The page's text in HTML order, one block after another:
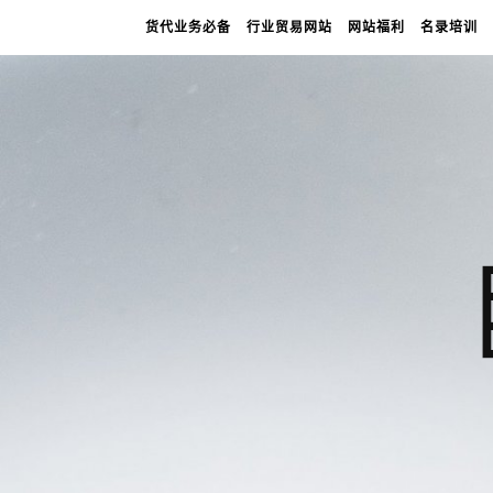
货代业务必备 行业贸易网站 网站福利 名录培训